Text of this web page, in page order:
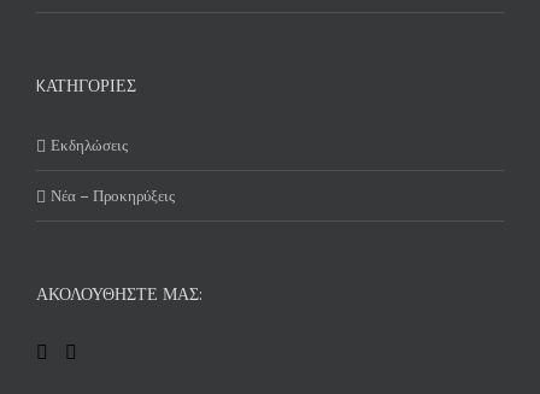
KΑΤΗΓΟΡΊΕΣ
Εκδηλώσεις
Νέα – Προκηρύξεις
ΑΚΟΛΟΥΘΉΣΤΕ ΜΑΣ: